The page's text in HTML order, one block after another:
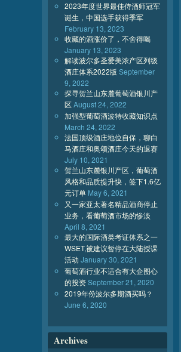
2023年度世界最佳侍酒师冠军
诞生，中国选手获得季军
February 13, 2023
收藏的酒涨价了，不舍得喝
January 13, 2023
解读波尔多圣爱美浓产区列级
酒庄体系2022版 September
9, 2022
探寻贺兰山东麓葡萄酒银川产
区August 24, 2022
加强型葡萄酒波特收藏知识点
March 24, 2022
法国顶级酒庄地位自保，聊白
马酒庄和奥颂酒庄今天的退赛
July 10, 2021
贺兰山东麓银川产区，葡萄酒
风格和品质提升快，签下1.6亿
元订单 May 6, 2021
又一家亚太著名精品酒商停止
业务，看葡萄酒市场的惨淡
April 8, 2021
最大的国际酒类考证体系之一
WSET,被建议暂停在大陆授课
活动 January 30, 2021
葡萄酒行业不适合有大企图心
的投资September 21, 2020
2019年份波尔多期酒买吗？
June 6, 2020
Archives